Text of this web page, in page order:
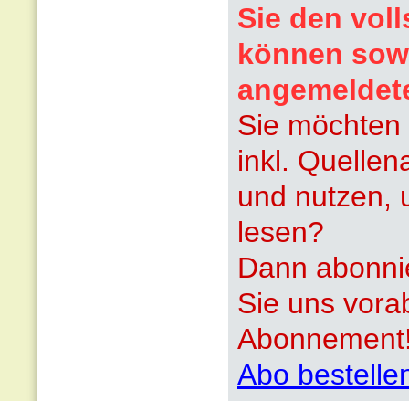
Sie den
können
Sie
inkl.
und nutzen,
lesen?
Dann
Sie uns
Abo